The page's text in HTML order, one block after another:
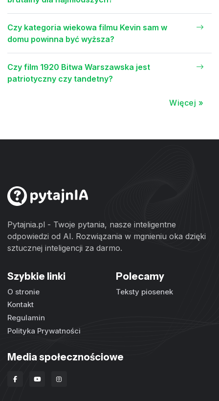
Czy kategoria wiekowa filmu Kevin sam w
domu powinna być wyższa?
Czy film 1920 Bitwa Warszawska jest
patriotyczny czy tandetny?
Więcej »
Pytajnia.pl - Twoje pytania, nasze inteligentne
odpowiedzi od AI. Rozwiązania w mgnieniu oka dzięki
sztucznej inteligencji za darmo.
Szybkie linki
O stronie
Kontakt
Regulamin
Polityka Prywatności
Polecamy
Teksty piosenek
Media społecznościowe